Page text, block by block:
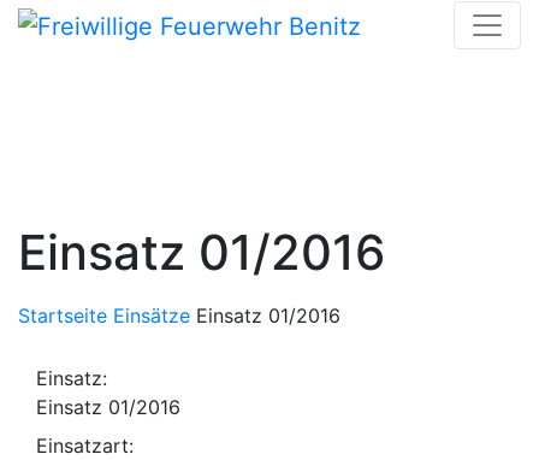
Skip
Einsatz 01/2016
Startseite Einsätze Einsatz 01/2016
Einsatz:
Einsatz 01/2016
Einsatzart: